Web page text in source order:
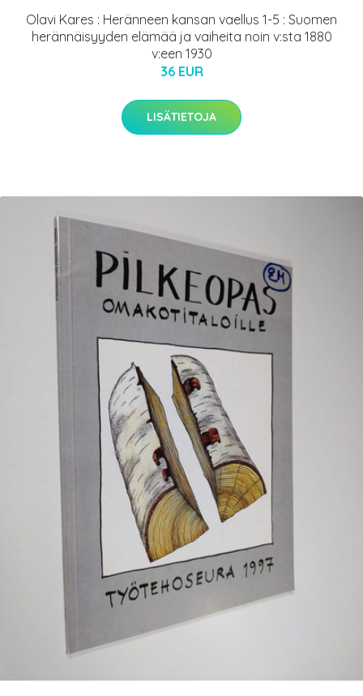
Olavi Kares : Heränneen kansan vaellus 1-5 : Suomen
herännäisyyden elämää ja vaiheita noin v:sta 1880
v:een 1930
36 EUR
LISÄTIETOJA